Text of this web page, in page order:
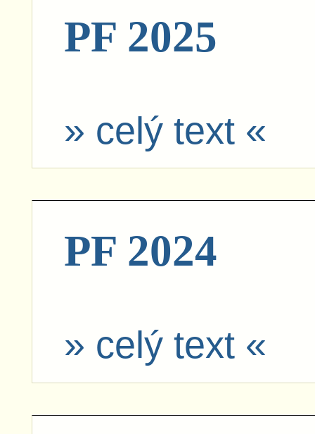
PF 2025
» celý text «
PF 2024
» celý text «